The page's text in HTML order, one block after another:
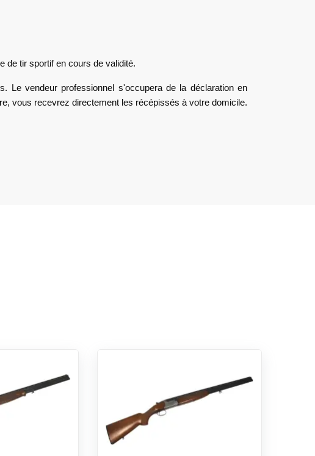
de tir sportif en cours de validité.
Le vendeur professionnel s'occupera de la déclaration en
vous recevrez directement les récépissés à votre domicile.